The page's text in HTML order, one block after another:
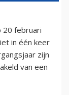
20 februari
in één keer
zijn
van een